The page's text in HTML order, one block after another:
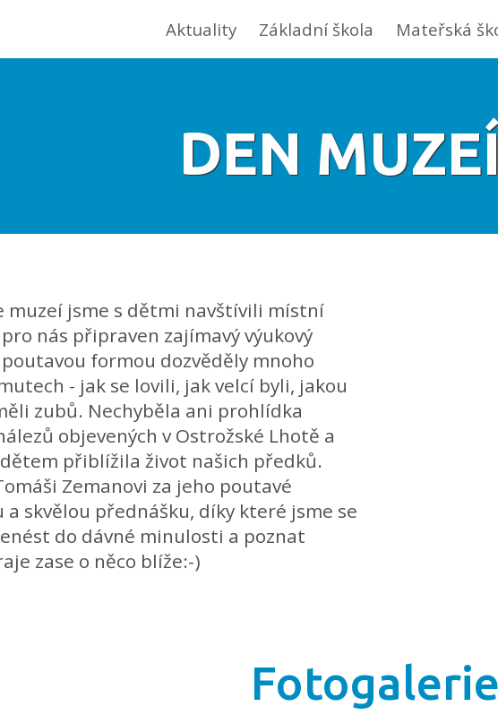
Aktuality Základní škola Mateřská
DEN
muzeí jsme s dětmi navštívili místní
nás připraven zajímavý výukový
formou dozvěděly mnoho
- jak se lovili, jak velcí byli, jakou
zubů. Nechyběla ani prohlídka
objevených v Ostrožské Lhotě a
přiblížila život našich předků.
Zemanovi za jeho poutavé
skvělou přednášku, díky které jsme se
do dávné minulosti a poznat
zase o něco blíže:-)
Fotogalerie